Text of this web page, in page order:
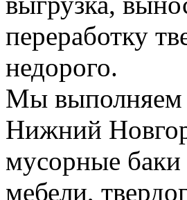
переработку
недорого.
Мы выполняем
Нижний
мусорные
мебели,